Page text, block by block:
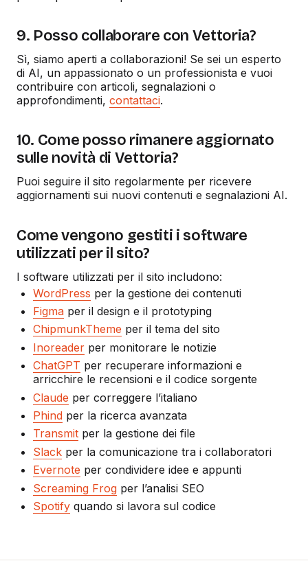
9. Posso collaborare con Vettoria?
Sì, siamo aperti a collaborazioni! Se sei un esperto
di AI, un appassionato o un professionista e vuoi
contribuire con articoli, segnalazioni o
approfondimenti, contattaci.
10. Come posso rimanere aggiornato
sulle novità di Vettoria?
Puoi seguire il sito regolarmente per ricevere
aggiornamenti sui nuovi contenuti e segnalazioni AI.
Come vengono gestiti i software
utilizzati per il sito?
I software utilizzati per il sito includono:
WordPress per la gestione dei contenuti
Figma per il design e il prototyping
ChipmunkTheme per il tema del sito
Inoreader per monitorare le notizie
ChatGPT per recuperare informazioni e
arricchire le recensioni e il codice sorgente
Claude per correggere l’italiano
Phind per la ricerca avanzata
Transmit per la gestione dei file
Slack per la comunicazione tra i collaboratori
Evernote per condividere idee e appunti
Screaming Frog per l’analisi SEO
Spotify quando si lavora sul codice